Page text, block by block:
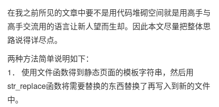
在我之前所见的文章中要不是用代码堆砌空间就是用高手与
高手交流用的语言让新人望而生却。因此本文尽量把整体思
路说得详尽点。
两种方法简单说明如下：
1． 使用文件函数得到静态页面的模板字符串，然后用
str_replace函数将需要替换的东西替换了再写入到新的文件
中。